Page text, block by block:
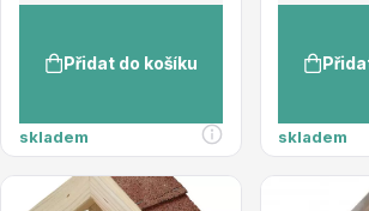
Vzrostlé stromy
Přidat do košíku
skladem skladem